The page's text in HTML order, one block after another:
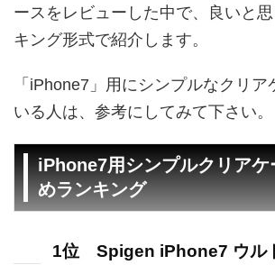
ースをレビューした中で、良いと
キング形式で紹介します。
「iPhone7」用にシンプルなクリア
いる人は、参考にしてみて下さい。
iPhone7用シンプルクリアケ
めランキング
1位 Spigen iPhone7 ウル